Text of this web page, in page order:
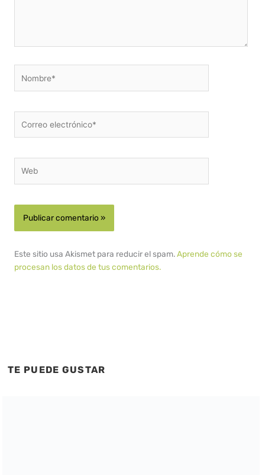
electrónico*
Este sitio usa Akismet para reducir el spam.Aprende cómo se
procesan los datos de tus comentarios.
TE PUEDE GUSTAR